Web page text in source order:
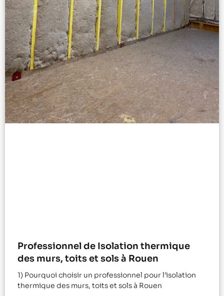
Professionnel de Isolation thermique
des murs, toits et sols à Rouen
1) Pourquoi choisir un professionnel pour l’isolation
thermique des murs, toits et sols à Rouen